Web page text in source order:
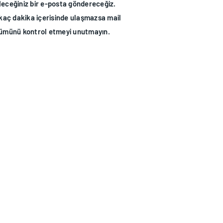
bir e-posta göndereceğiz.
dakika içerisinde ulaşmazsa mail
kontrol etmeyi unutmayın.